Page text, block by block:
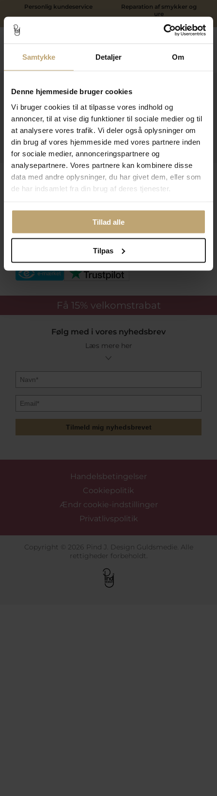
Samtykke Detaljer Om
Denne hjemmeside bruger cookies
Vi bruger cookies til at tilpasse vores indhold og
annoncer, til at vise dig funktioner til sociale medier og til
at analysere vores trafik. Vi deler også oplysninger om
din brug af vores hjemmeside med vores partnere inden
for sociale medier, annonceringspartnere og
analysepartnere. Vores partnere kan kombinere disse
data med andre oplysninger, du har givet dem, eller som
de har indsamlet fra din brug af deres tjenester.
Tillad alle
Tilpas
Personlig kundeservice
Reparation af smykker og
ure
Kontakt
Åbningstider I Butikken
Information
Praktiske Sider
Leveringsmuligheder
Få 15% velkomstrabat
Følg med i vores nyhedsbrev
Læs mere her
Tilmeld mig nyhedsbrevet
Handelsbetingelser
Cookiepolitik
Ændr cookie-indstillinger
Privatlivspolitik
Copyright © 2026 Pind J. Design Guldsmedie. Alle
rettigheder forbeholdt.